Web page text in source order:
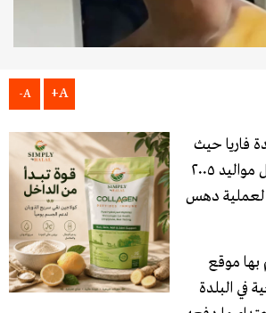
A+
A-
فاريا حيث
لقي الشاب خليل خليل مواليد ٢٠٠٥
دهس
بها موقع
في البلدة